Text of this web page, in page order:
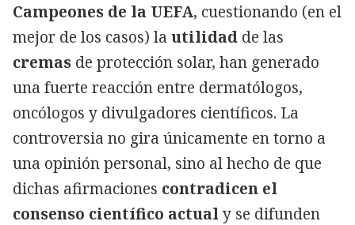
Campeones de la UEFA, cuestionando (en el
mejor de los casos) la utilidad de las
cremas de protección solar, han generado
una fuerte reacción entre dermatólogos,
oncólogos y divulgadores científicos. La
controversia no gira únicamente en torno a
una opinión personal, sino al hecho de que
dichas afirmaciones contradicen el
consenso científico actual y se difunden